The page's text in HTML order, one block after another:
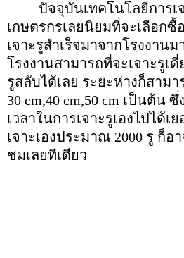
ปัจจุบันเทคโนโลยีการเจ
เกษตรกรเลยนิยมที่จะเลือก
เจาะรูสำเร็จมาจากโรงงานม
โรงงานสามารถที่จะเจาะรูเดี่
รูสลับได้เลย ระยะห่างก็สาม
30 cm,40 cm,50 cm เป็นต้น
เวลาในการเจาะรูเองไปได้เ
เจาะเองประมาณ 2000 รู ก็อ
ชมเลยทีเดียว